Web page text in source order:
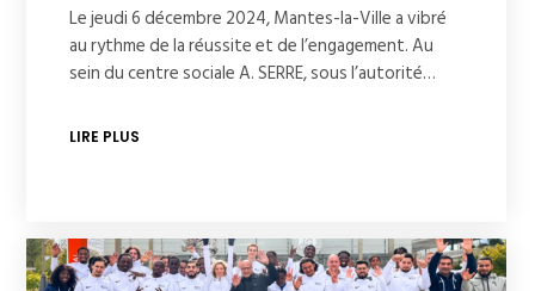
Le jeudi 6 décembre 2024, Mantes-la-Ville a vibré
au rythme de la réussite et de l’engagement. Au
sein du centre sociale A. SERRE, sous l’autorité…
LIRE PLUS